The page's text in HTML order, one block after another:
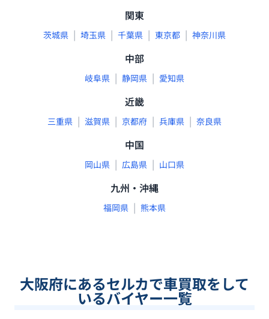
関東
茨城県 | 埼玉県 | 千葉県 | 東京都 | 神奈川県
中部
岐阜県 | 静岡県 | 愛知県
近畿
三重県 | 滋賀県 | 京都府 | 兵庫県 | 奈良県
中国
岡山県 | 広島県 | 山口県
九州・沖縄
福岡県 | 熊本県
大阪府にあるセルカで車買取をして
いるバイヤー一覧